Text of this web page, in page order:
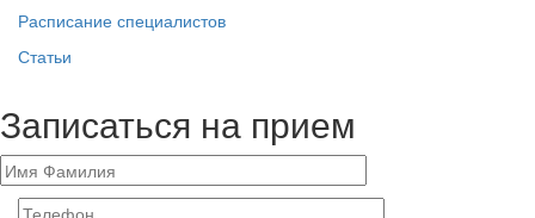
Расписание специалистов
Статьи
Записаться на прием